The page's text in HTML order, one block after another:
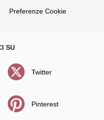
Preferenze Cookie
Twitter
Pinterest